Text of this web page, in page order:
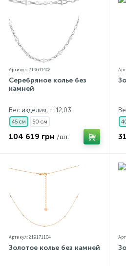
Артикул: 219691402
Серебряное колье без
камней
Вес изделия, г.: 12,03
45 см 50 см
104 619 грн /шт.
Артикул: 219171104
Золотое колье без камней